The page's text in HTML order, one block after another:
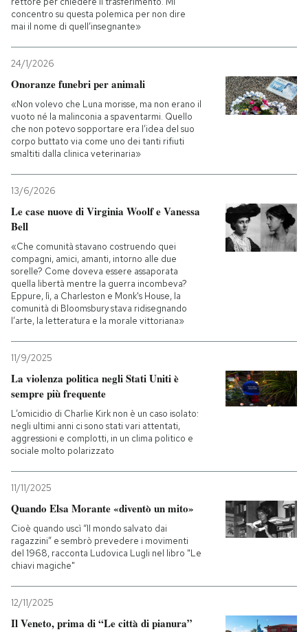
concentro su questa polemica per non dire
mai il nome di quell’insegnante»
24/1/2026
Onoranze funebri per animali
«Non volevo che Luna morisse, ma non erano il
vuoto né la malinconia a spaventarmi. Quello
che non potevo sopportare era l’idea del suo
corpo buttato via come uno dei tanti rifiuti
smaltiti dalla clinica veterinaria»
13/6/2026
Le case nuove di Virginia Woolf e Vanessa
Bell
«Che comunità stavano costruendo quei
compagni, amici, amanti, intorno alle due
sorelle? Come doveva essere assaporata
quella libertà mentre la guerra incombeva?
Eppure, lì, a Charleston e Monk's House, la
comunità di Bloomsbury stava ridisegnando
l’arte, la letteratura e la morale vittoriana»
11/9/2025
La violenza politica negli Stati Uniti è
sempre più frequente
L’omicidio di Charlie Kirk non è un caso isolato:
negli ultimi anni ci sono stati vari attentati,
aggressioni e complotti, in un clima politico e
sociale molto polarizzato
11/11/2025
Quando Elsa Morante «diventò un mito»
Cioè quando uscì “Il mondo salvato dai
ragazzini” e sembrò prevedere i movimenti
del 1968, racconta Ludovica Lugli nel libro "Le
chiavi magiche"
12/11/2025
Il Veneto, prima di “Le città di pianura”